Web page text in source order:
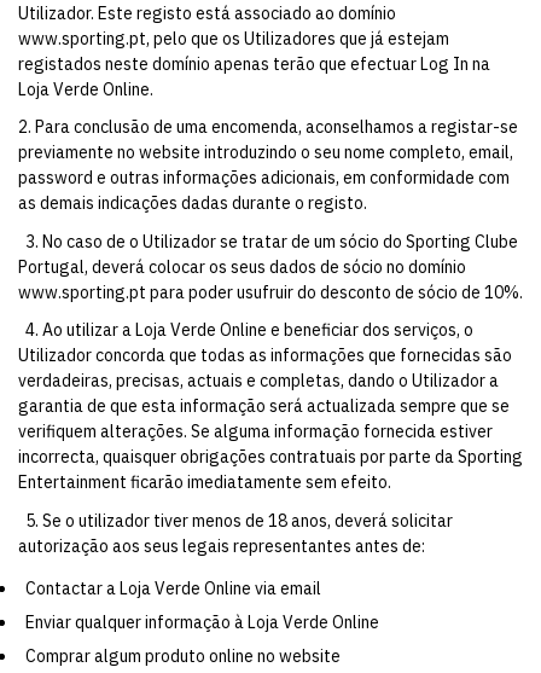
Utilizador. Este registo está associado ao domínio
www.sporting.pt, pelo que os Utilizadores que já estejam
registados neste domínio apenas terão que efectuar Log In na
Loja Verde Online.
2. Para conclusão de uma encomenda, aconselhamos a registar-se
previamente no website introduzindo o seu nome completo, email,
password e outras informações adicionais, em conformidade com
as demais indicações dadas durante o registo.
3. No caso de o Utilizador se tratar de um sócio do Sporting Clube
Portugal, deverá colocar os seus dados de sócio no domínio
www.sporting.pt para poder usufruir do desconto de sócio de 10%.
4. Ao utilizar a Loja Verde Online e beneficiar dos serviços, o
Utilizador concorda que todas as informações que fornecidas são
verdadeiras, precisas, actuais e completas, dando o Utilizador a
garantia de que esta informação será actualizada sempre que se
verifiquem alterações. Se alguma informação fornecida estiver
incorrecta, quaisquer obrigações contratuais por parte da Sporting
Entertainment ficarão imediatamente sem efeito.
5. Se o utilizador tiver menos de 18 anos, deverá solicitar
autorização aos seus legais representantes antes de:
Contactar a Loja Verde Online via email
Enviar qualquer informação à Loja Verde Online
Comprar algum produto online no website